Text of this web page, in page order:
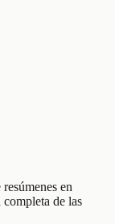
en
de las